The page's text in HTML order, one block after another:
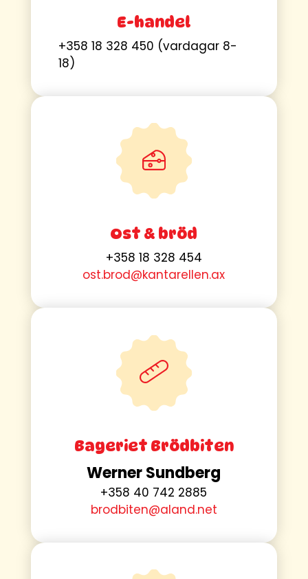
E-handel
+358 18 328 450 (vardagar 8-
18)
Ost & bröd
+358 18 328 454
ost.brod@kantarellen.ax
Bageriet Brödbiten
Werner Sundberg
+358 40 742 2885
brodbiten@aland.net